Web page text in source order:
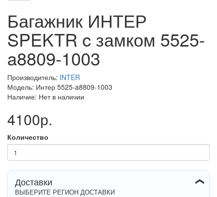
Багажник ИНТЕР
SPEKTR c замком 5525-
a8809-1003
Производитель: INTER
Модель: Интер 5525-a8809-1003
Наличие: Нет в наличии
4100р.
Количество
Доставки ❯
ВЫБЕРИТЕ РЕГИОН ДОСТАВКИ